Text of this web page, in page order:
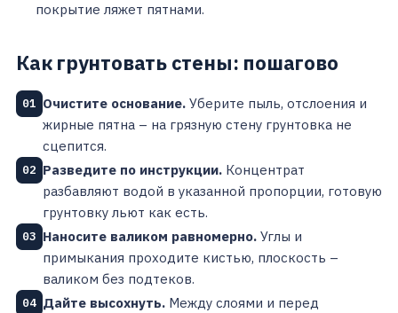
покрытие ляжет пятнами.
Как грунтовать стены: пошагово
01 Очистите основание. Уберите пыль, отслоения и
жирные пятна – на грязную стену грунтовка не
сцепится.
02 Разведите по инструкции. Концентрат
разбавляют водой в указанной пропорции, готовую
грунтовку льют как есть.
03 Наносите валиком равномерно. Углы и
примыкания проходите кистью, плоскость –
валиком без подтеков.
04 Дайте высохнуть. Между слоями и перед